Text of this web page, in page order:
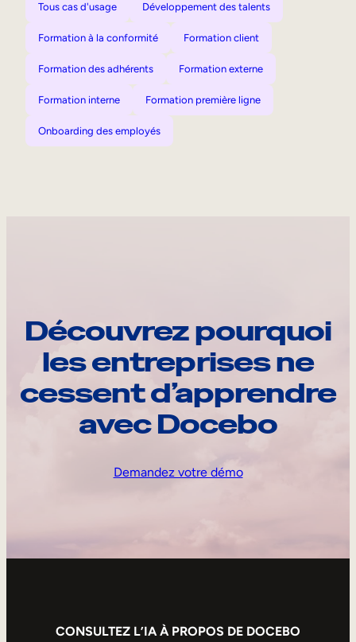
Tous cas d'usage Développement des talents
Formation à la conformité Formation client
Formation des adhérents Formation externe
Formation interne Formation première ligne
Onboarding des employés
Découvrez pourquoi
les entreprises ne
cessent d’apprendre
avec Docebo
Demandez votre démo
CONSULTEZ L’IA À PROPOS DE DOCEBO